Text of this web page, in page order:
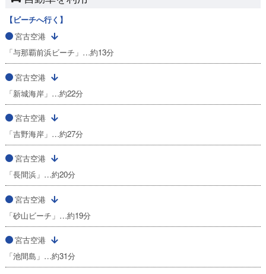
【ビーチへ行く】
宮古空港
「与那覇前浜ビーチ」…約13分
宮古空港
「新城海岸」…約22分
宮古空港
「吉野海岸」…約27分
宮古空港
「長間浜」…約20分
宮古空港
「砂山ビーチ」…約19分
宮古空港
「池間島」…約31分